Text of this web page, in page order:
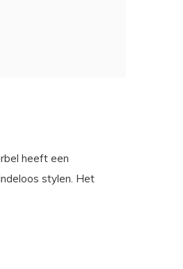
heeft een
stylen. Het